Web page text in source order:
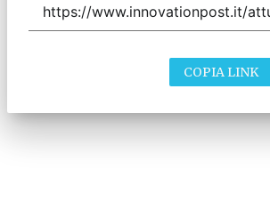
COPIA LINK